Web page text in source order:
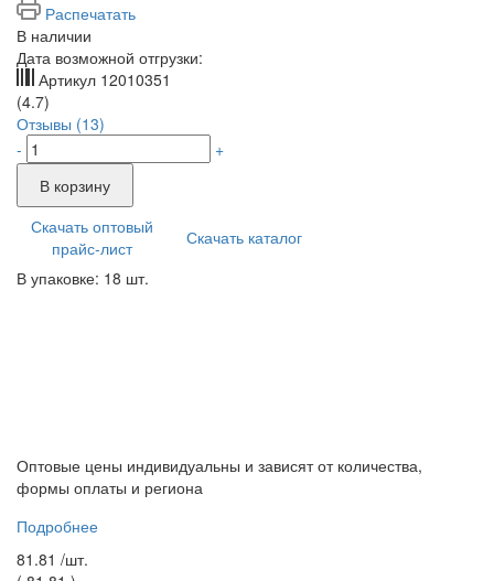
Распечатать
В наличии
Дата возможной отгрузки:
Артикул 12010351
(4.7)
Отзывы (13)
-
+
В корзину
Скачать оптовый
прайс-лист
Скачать каталог
В упаковке: 18 шт.
Оптовые цены индивидуальны и зависят от количества,
формы оплаты и региона
Подробнее
81.81 /шт.